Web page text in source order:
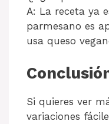
A: La receta ya
parmesano es
usa queso
Si quieres ver
variaciones